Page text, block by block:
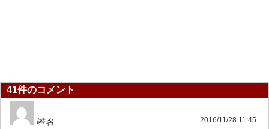
41件のコメント
匿名 2016/11/28 11:45